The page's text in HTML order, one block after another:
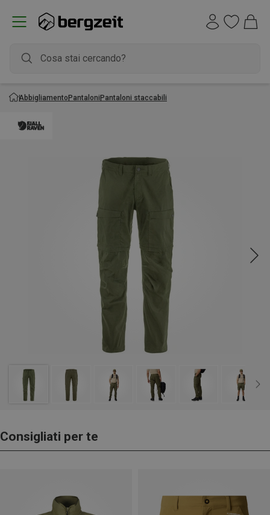
AbbigliamentoPantaloniPantaloni staccabili
Consigliati per te